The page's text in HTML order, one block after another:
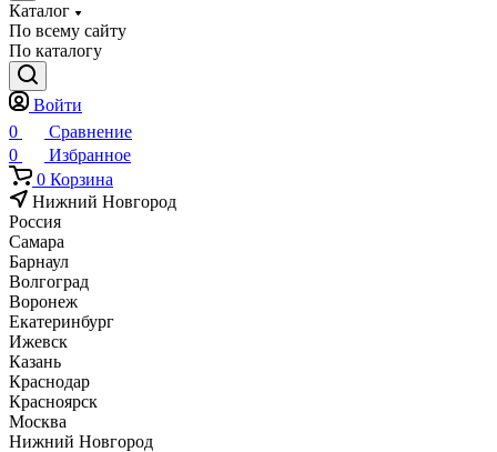
Каталог
По всему сайту
По каталогу
Войти
0
Сравнение
0
Избранное
0 Корзина
Нижний Новгород
Россия
Самара
Барнаул
Волгоград
Воронеж
Екатеринбург
Ижевск
Казань
Краснодар
Красноярск
Москва
Нижний Новгород